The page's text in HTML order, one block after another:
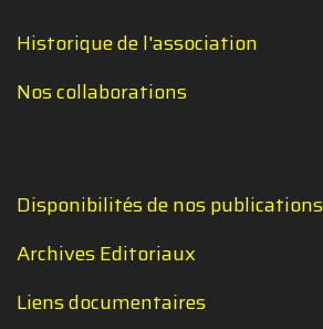
Historique de l'association
Nos collaborations
Disponibilités de nos publications
Archives Editoriaux
Liens documentaires